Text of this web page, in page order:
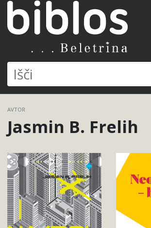
Išči
AVTOR
Jasmin B. Frelih